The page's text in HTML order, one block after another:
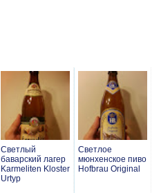
Светлый
баварский лагер
Karmeliten Kloster
Urtyp
Светлое
мюнхенское пиво
Hofbrau Original